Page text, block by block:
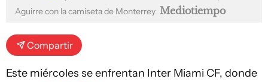
Aguirre con la camiseta de Monterrey Mediotiempo
Compartir
Este miércoles se enfrentan Inter Miami CF, donde